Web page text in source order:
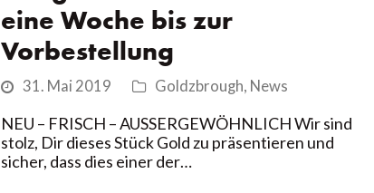
eine Woche bis zur
Vorbestellung
31. Mai 2019 Goldzbrough, News
NEU – FRISCH – AUSSERGEWÖHNLICH Wir sind
stolz, Dir dieses Stück Gold zu präsentieren und
sicher, dass dies einer der…